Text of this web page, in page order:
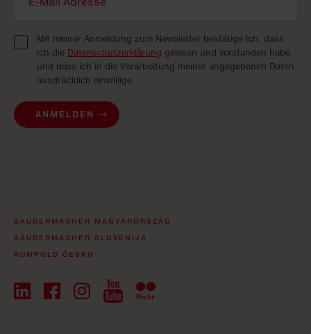
Mit meiner Anmeldung zum Newsletter bestätige ich, dass
ich die Datenschutzerklärung gelesen und verstanden habe
und dass ich in die Verarbeitung meiner angegebenen Daten
ausdrücklich einwillige.
ANMELDEN
SAUBERMACHER MAGYARORSZÁG
SAUBERMACHER SLOVENIJA
RUMPOLD ČESKO